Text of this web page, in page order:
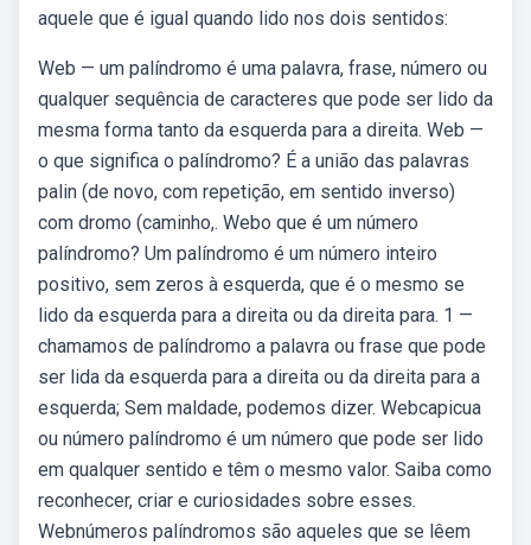
aquele que é igual quando lido nos dois sentidos:
Web — um palíndromo é uma palavra, frase, número ou
qualquer sequência de caracteres que pode ser lido da
mesma forma tanto da esquerda para a direita. Web —
o que significa o palíndromo? É a união das palavras
palin (de novo, com repetição, em sentido inverso)
com dromo (caminho,. Webo que é um número
palíndromo? Um palíndromo é um número inteiro
positivo, sem zeros à esquerda, que é o mesmo se
lido da esquerda para a direita ou da direita para. 1 —
chamamos de palíndromo a palavra ou frase que pode
ser lida da esquerda para a direita ou da direita para a
esquerda; Sem maldade, podemos dizer. Webcapicua
ou número palíndromo é um número que pode ser lido
em qualquer sentido e têm o mesmo valor. Saiba como
reconhecer, criar e curiosidades sobre esses.
Webnúmeros palíndromos são aqueles que se lêem